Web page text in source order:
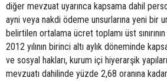
diğer mevzuat uyarınca kapsama dahil
ayni veya nakdi ödeme unsurlarına yeni bir
belirtilen ortalama ücret toplamı üst sınırının
2012 yılının birinci altı aylık döneminde
ve sosyal hakları, kurum içi hiyerarşik
mevzuatı dahilinde yüzde 2,68 oranına